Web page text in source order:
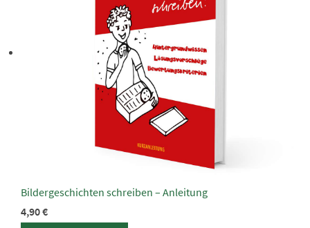
Bildergeschichten schreiben – Anleitung
4,90€